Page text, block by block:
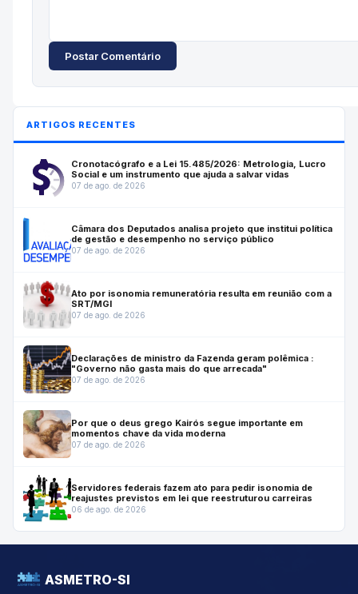
Postar Comentário
ARTIGOS RECENTES
Cronotacógrafo e a Lei 15.485/2026: Metrologia, Lucro
Social e um instrumento que ajuda a salvar vidas
07 de ago. de 2026
Câmara dos Deputados analisa projeto que institui política
de gestão e desempenho no serviço público
07 de ago. de 2026
Ato por isonomia remuneratória resulta em reunião com a
SRT/MGI
07 de ago. de 2026
Declarações de ministro da Fazenda geram polêmica :
"Governo não gasta mais do que arrecada"
07 de ago. de 2026
Por que o deus grego Kairós segue importante em
momentos chave da vida moderna
07 de ago. de 2026
Servidores federais fazem ato para pedir isonomia de
reajustes previstos em lei que reestruturou carreiras
06 de ago. de 2026
ASMETRO-SI